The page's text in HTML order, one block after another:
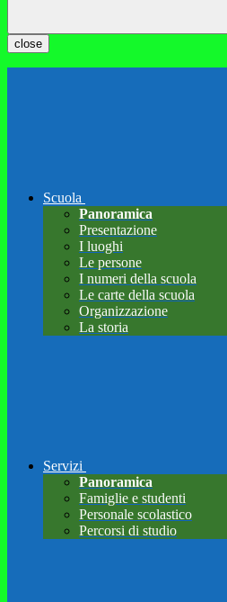
close
Scuola
Panoramica
Presentazione
I luoghi
Le persone
I numeri della scuola
Le carte della scuola
Organizzazione
La storia
Servizi
Panoramica
Famiglie e studenti
Personale scolastico
Percorsi di studio